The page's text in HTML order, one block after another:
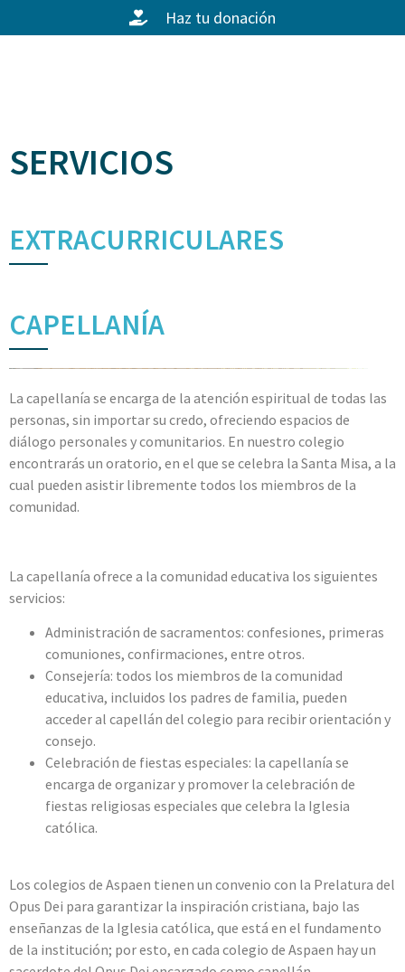
Haz tu donación
SERVICIOS
EXTRACURRICULARES
CAPELLANÍA
La capellanía se encarga de la atención espiritual de todas las
personas, sin importar su credo, ofreciendo espacios de
diálogo personales y comunitarios. En nuestro colegio
encontrarás un oratorio, en el que se celebra la Santa Misa, a la
cual pueden asistir libremente todos los miembros de la
comunidad.
La capellanía ofrece a la comunidad educativa los siguientes
servicios:
Administración de sacramentos: confesiones, primeras
comuniones, confirmaciones, entre otros.
Consejería: todos los miembros de la comunidad
educativa, incluidos los padres de familia, pueden
acceder al capellán del colegio para recibir orientación y
consejo.
Celebración de fiestas especiales: la capellanía se
encarga de organizar y promover la celebración de
fiestas religiosas especiales que celebra la Iglesia
católica.
Los colegios de Aspaen tienen un convenio con la Prelatura del
Opus Dei para garantizar la inspiración cristiana, bajo las
enseñanzas de la Iglesia católica, que está en el fundamento
de la institución; por esto, en cada colegio de Aspaen hay un